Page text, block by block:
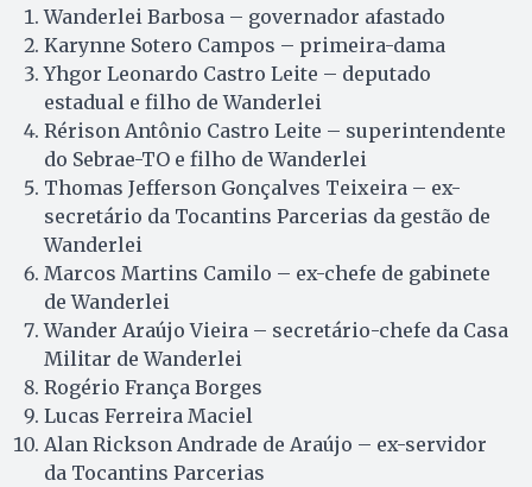
Wanderlei Barbosa – governador afastado
Karynne Sotero Campos – primeira-dama
Yhgor Leonardo Castro Leite – deputado
estadual e filho de Wanderlei
Rérison Antônio Castro Leite – superintendente
do Sebrae-TO e filho de Wanderlei
Thomas Jefferson Gonçalves Teixeira – ex-
secretário da Tocantins Parcerias da gestão de
Wanderlei
Marcos Martins Camilo – ex-chefe de gabinete
de Wanderlei
Wander Araújo Vieira – secretário-chefe da Casa
Militar de Wanderlei
Rogério França Borges
Lucas Ferreira Maciel
Alan Rickson Andrade de Araújo – ex-servidor
da Tocantins Parcerias